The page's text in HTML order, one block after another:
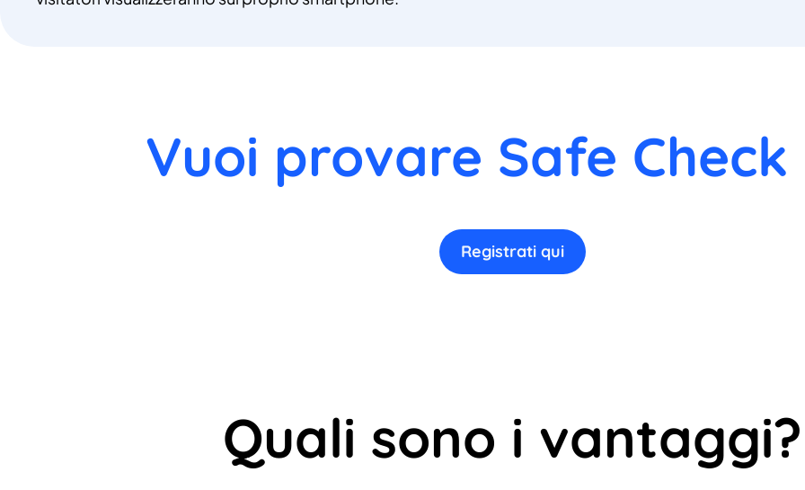
Vuoi provare Safe Check
Registrati qui
Quali sono i vantaggi?